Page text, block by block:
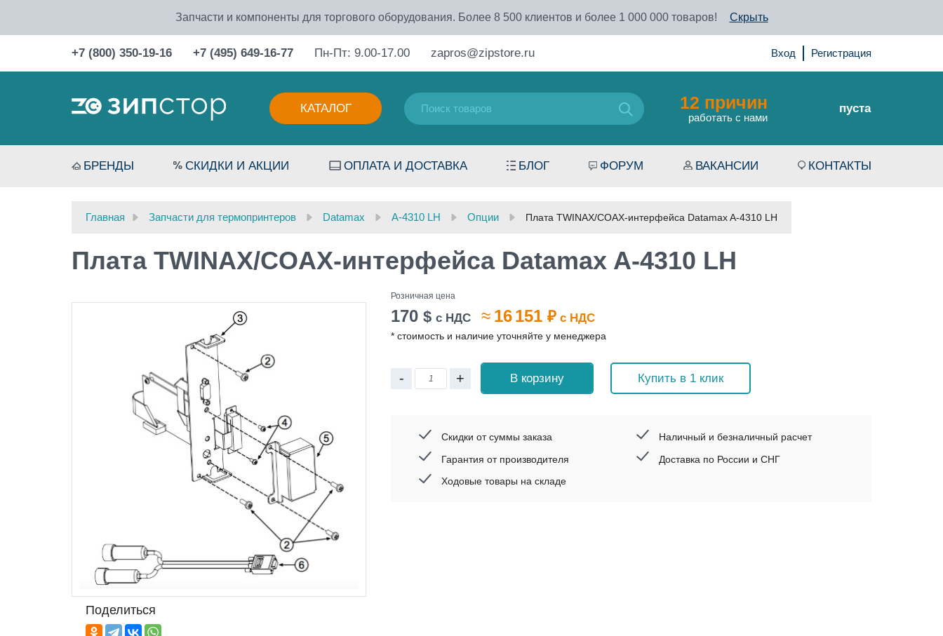
Запчасти и компоненты для торгового оборудования. Более 8 500 клиентов и более 1 000 000 товаров! Скрыть
+7 (800) 350-19-16 +7 (495) 649-16-77 Пн-Пт: 9.00-17.00 zapros@zipstore.ru Вход Регистрация
КАТАЛОГ 12 причин
работать с нами
пуста
БРЕНДЫ СКИДКИ И АКЦИИ ОПЛАТА И ДОСТАВКА БЛОГ ФОРУМ ВАКАНСИИ КОНТАКТЫ
Главная Запчасти для термопринтеров Datamax A-4310 LH Опции Плата TWINAX/COAX-интерфейса Datamax A-4310 LH
Плата TWINAX/COAX-интерфейса Datamax A-4310 LH
Поделиться
Розничная цена
170 $ с НДС ≈ 16 151 ₽ с НДС
* стоимость и наличие уточняйте у менеджера
- + В корзину Купить в 1 клик
Скидки от суммы заказа
Гарантия от производителя
Ходовые товары на складе
Наличный и безналичный расчет
Доставка по России и СНГ